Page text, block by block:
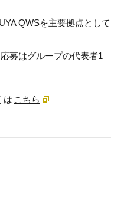
QWSを主要拠点として
募はグループの代表者1
は こちら